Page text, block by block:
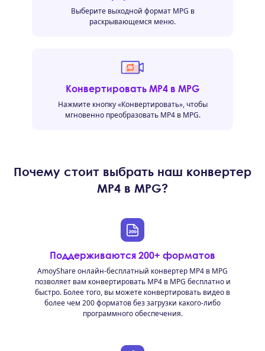
Выберите выходной формат MPG в
раскрывающемся меню.
Конвертировать MP4 в MPG
Нажмите кнопку «Конвертировать», чтобы
мгновенно преобразовать MP4 в MPG.
Почему стоит выбрать наш конвертер
MP4 в MPG?
Поддерживаются 200+ форматов
AmoyShare онлайн-бесплатный конвертер MP4 в MPG
позволяет вам конвертировать MP4 в MPG бесплатно и
быстро. Более того, вы можете конвертировать видео в
более чем 200 форматов без загрузки какого-либо
программного обеспечения.